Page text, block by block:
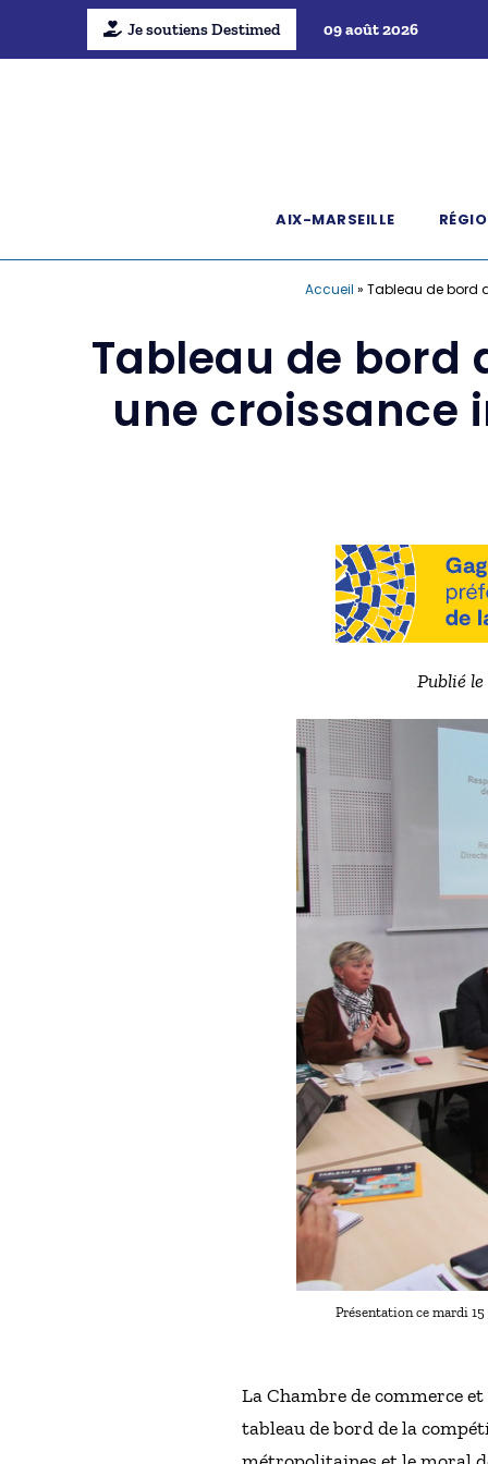
Je soutiens Destimed 09 août 2026
AIX-MARSEILLE
Accueil » Tableau de bord
Tableau de
une croissance
Publié
Présentation ce mardi
La Chambre de commerce
tableau de bord de la